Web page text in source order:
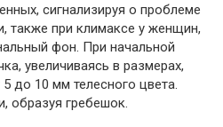
сигнализируя о проблеме
также при климаксе у женщин,
фон. При начальной
увеличиваясь в размерах,
до 10 мм телесного цвета.
образуя гребешок.